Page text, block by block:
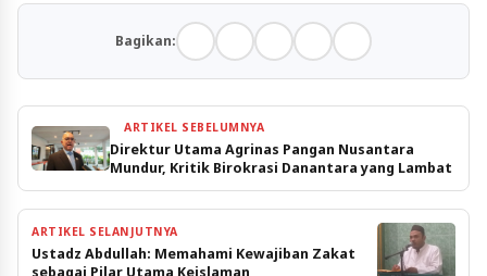
Bagikan:
ARTIKEL SEBELUMNYA
Direktur Utama Agrinas Pangan Nusantara
Mundur, Kritik Birokrasi Danantara yang Lambat
ARTIKEL SELANJUTNYA
Ustadz Abdullah: Memahami Kewajiban Zakat
sebagai Pilar Utama Keislaman